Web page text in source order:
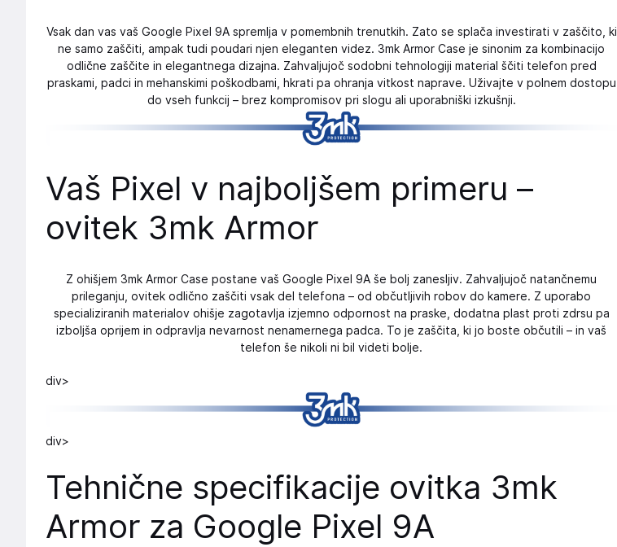
Vsak dan vas vaš Google Pixel 9A spremlja v pomembnih trenutkih. Zato se splača investirati v zaščito, ki
ne samo zaščiti, ampak tudi poudari njen eleganten videz. 3mk Armor Case je sinonim za kombinacijo
odlične zaščite in elegantnega dizajna. Zahvaljujoč sodobni tehnologiji material ščiti telefon pred
praskami, padci in mehanskimi poškodbami, hkrati pa ohranja vitkost naprave. Uživajte v polnem dostopu
do vseh funkcij – brez kompromisov pri slogu ali uporabniški izkušnji.
Vaš Pixel v najboljšem primeru –
ovitek 3mk Armor
Z ohišjem 3mk Armor Case postane vaš Google Pixel 9A še bolj zanesljiv. Zahvaljujoč natančnemu
prileganju, ovitek odlično zaščiti vsak del telefona – od občutljivih robov do kamere. Z uporabo
specializiranih materialov ohišje zagotavlja izjemno odpornost na praske, dodatna plast proti zdrsu pa
izboljša oprijem in odpravlja nevarnost nenamernega padca. To je zaščita, ki jo boste občutili – in vaš
telefon še nikoli ni bil videti bolje.
div>
div>
Tehnične specifikacije ovitka 3mk
Armor za Google Pixel 9A